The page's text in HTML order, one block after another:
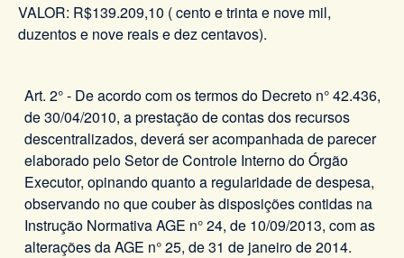
VALOR: R$139.209,10 ( cento e trinta e nove mil,
duzentos e nove reais e dez centavos).
Art. 2° - De acordo com os termos do Decreto n° 42.436,
de 30/04/2010, a prestação de contas dos recursos
descentralizados, deverá ser acompanhada de parecer
elaborado pelo Setor de Controle Interno do Órgão
Executor, opinando quanto a regularidade de despesa,
observando no que couber às disposições contidas na
Instrução Normativa AGE n° 24, de 10/09/2013, com as
alterações da AGE n° 25, de 31 de janeiro de 2014.